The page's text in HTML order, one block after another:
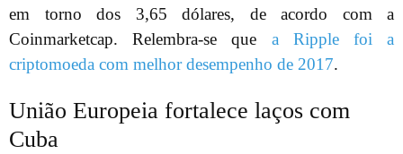
em torno dos 3,65 dólares, de acordo com a
Coinmarketcap. Relembra-se que a Ripple foi a
criptomoeda com melhor desempenho de 2017.
União Europeia fortalece laços com
Cuba